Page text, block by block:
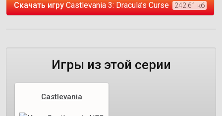
Скачать игруCastlevania 3: Dracula’s Curse 242.61 кб
Игры из этой серии
Castlevania